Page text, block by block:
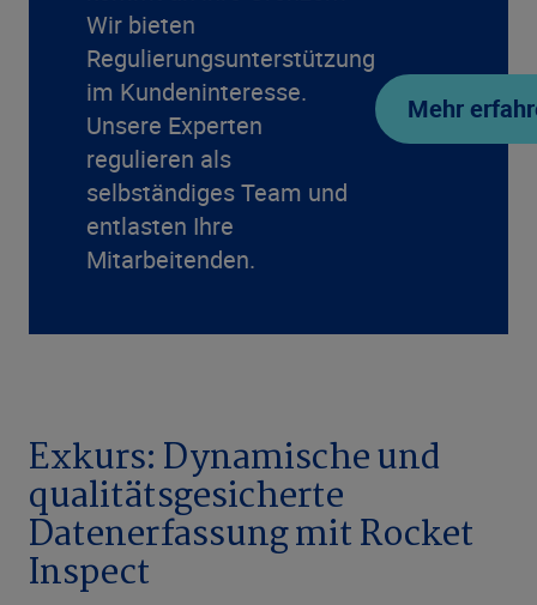
Wir bieten
Regulierungsunterstützung
im Kundeninteresse.
Unsere Experten
regulieren als
selbständiges Team und
entlasten Ihre
Mitarbeitenden.
Mehr
Exkurs: Dynamische und
qualitätsgesicherte
Datenerfassung mit Rocket
Inspect